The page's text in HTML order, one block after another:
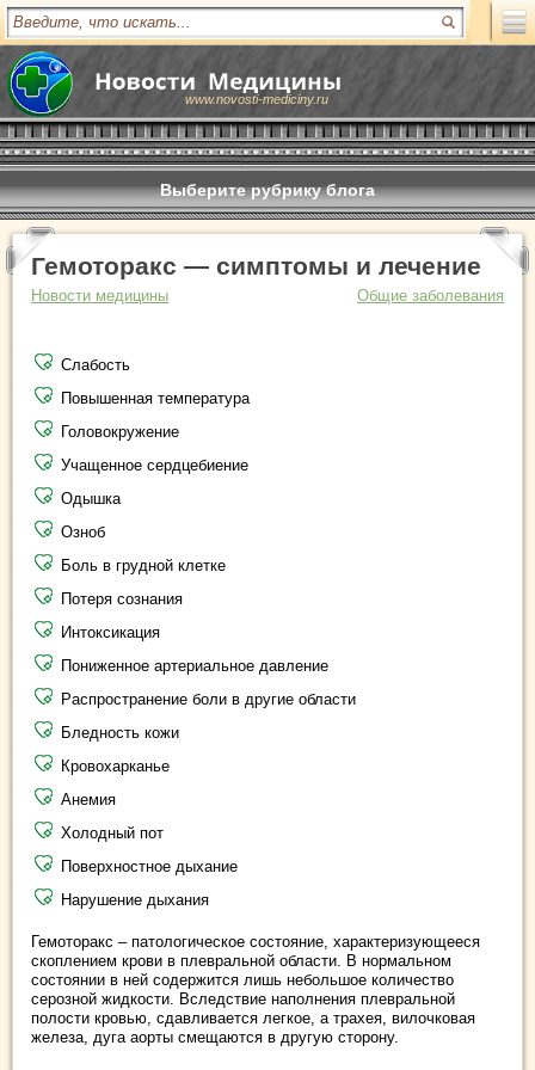
www.novosti-mediciny.ru
Выберите рубрику блога
Гемоторакс — симптомы и лечение
Новости медицины Общие заболевания
Слабость
Повышенная температура
Головокружение
Учащенное сердцебиение
Одышка
Озноб
Боль в грудной клетке
Потеря сознания
Интоксикация
Пониженное артериальное давление
Распространение боли в другие области
Бледность кожи
Кровохарканье
Анемия
Холодный пот
Поверхностное дыхание
Нарушение дыхания
Гемоторакс – патологическое состояние, характеризующееся
скоплением крови в плевральной области. В нормальном
состоянии в ней содержится лишь небольшое количество
серозной жидкости. Вследствие наполнения плевральной
полости кровью, сдавливается легкое, а трахея, вилочковая
железа, дуга аорты смещаются в другую сторону.